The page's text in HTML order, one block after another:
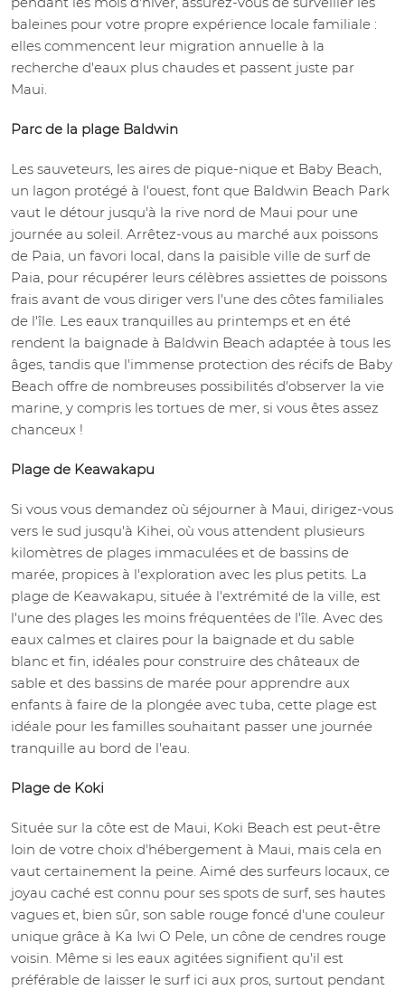
baleines pour votre propre expérience locale familiale :
elles commencent leur migration annuelle à la
recherche d'eaux plus chaudes et passent juste par
Maui.
Parc de la plage Baldwin
Les sauveteurs, les aires de pique-nique et Baby Beach,
un lagon protégé à l'ouest, font que Baldwin Beach Park
vaut le détour jusqu'à la rive nord de Maui pour une
journée au soleil. Arrêtez-vous au marché aux poissons
de Paia, un favori local, dans la paisible ville de surf de
Paia, pour récupérer leurs célèbres assiettes de poissons
frais avant de vous diriger vers l'une des côtes familiales
de l'île. Les eaux tranquilles au printemps et en été
rendent la baignade à Baldwin Beach adaptée à tous les
âges, tandis que l'immense protection des récifs de Baby
Beach offre de nombreuses possibilités d'observer la vie
marine, y compris les tortues de mer, si vous êtes assez
chanceux !
Plage de Keawakapu
Si vous vous demandez où séjourner à Maui, dirigez-vous
vers le sud jusqu'à Kihei, où vous attendent plusieurs
kilomètres de plages immaculées et de bassins de
marée, propices à l'exploration avec les plus petits. La
plage de Keawakapu, située à l'extrémité de la ville, est
l'une des plages les moins fréquentées de l'île. Avec des
eaux calmes et claires pour la baignade et du sable
blanc et fin, idéales pour construire des châteaux de
sable et des bassins de marée pour apprendre aux
enfants à faire de la plongée avec tuba, cette plage est
idéale pour les familles souhaitant passer une journée
tranquille au bord de l'eau.
Plage de Koki
Située sur la côte est de Maui, Koki Beach est peut-être
loin de votre choix d'hébergement à Maui, mais cela en
vaut certainement la peine. Aimé des surfeurs locaux, ce
joyau caché est connu pour ses spots de surf, ses hautes
vagues et, bien sûr, son sable rouge foncé d'une couleur
unique grâce à Ka Iwi O Pele, un cône de cendres rouge
voisin. Même si les eaux agitées signifient qu'il est
préférable de laisser le surf ici aux pros, surtout pendant